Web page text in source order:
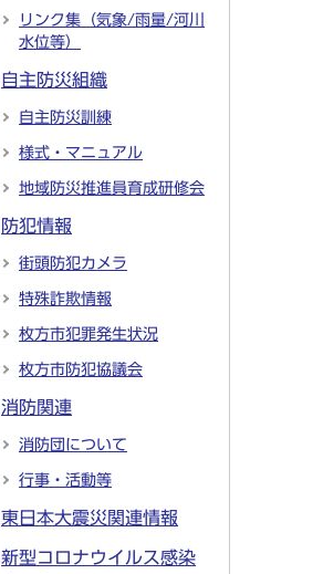
リンク集（気象/雨量/河川
水位等）
自主防災組織
自主防災訓練
様式・マニュアル
地域防災推進員育成研修会
防犯情報
街頭防犯カメラ
特殊詐欺情報
枚方市犯罪発生状況
枚方市防犯協議会
消防関連
消防団について
行事・活動等
東日本大震災関連情報
新型コロナウイルス感染